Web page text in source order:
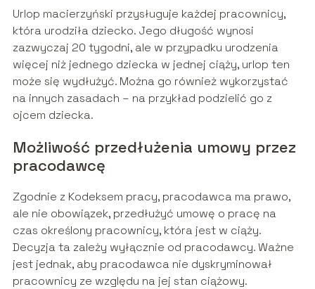
Urlop macierzyński przysługuje każdej pracownicy,
która urodziła dziecko. Jego długość wynosi
zazwyczaj 20 tygodni, ale w przypadku urodzenia
więcej niż jednego dziecka w jednej ciąży, urlop ten
może się wydłużyć. Można go również wykorzystać
na innych zasadach – na przykład podzielić go z
ojcem dziecka.
Możliwość przedłużenia umowy przez
pracodawcę
Zgodnie z Kodeksem pracy, pracodawca ma prawo,
ale nie obowiązek, przedłużyć umowę o pracę na
czas określony pracownicy, która jest w ciąży.
Decyzja ta zależy wyłącznie od pracodawcy. Ważne
jest jednak, aby pracodawca nie dyskryminował
pracownicy ze względu na jej stan ciążowy.